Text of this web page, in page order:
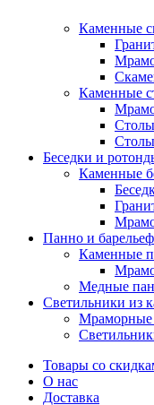
Каменные
Каменные
Столы
Столы
Беседки и
Каменные
Панно и
Каменные
Медные
Светильники из
Мраморные
Товары со
О нас
Доставка